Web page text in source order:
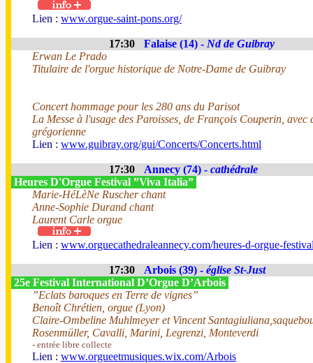
Lien : www.orgue-saint-pons.org/
17:30 Falaise (14) - Nd de Guibray
Erwan Le Prado
Titulaire de l'orgue historique de Notre-Dame de Guibray
Concert hommage pour les 280 ans du Parisot
La Messe à l'usage des Paroisses, de François Couperin, avec
grégorienne
Lien : www.guibray.org/gui/Concerts/Concerts.html
17:30 Annecy (74) - cathédrale
Heures D'Orgue Festival ”Viva Italia”
Marie-HéLèNe Ruscher chant
Anne-Sophie Durand chant
Laurent Carle orgue
Lien : www.orguecathedraleannecy.com/heures-d-orgue-
17:30 Arbois (39) - église St-Just
25e Festival International D’Orgue D’Arbois
”Eclats baroques en Terre de vignes”
Benoît Chrétien, orgue (Lyon)
Claire-Ombeline Muhlmeyer et Vincent
Rosenmüller, Cavalli, Marini, Legrenzi, Monteverdi
- entrée libre collecte
Lien : www.orgueetmusiques.wix.com/Arbois